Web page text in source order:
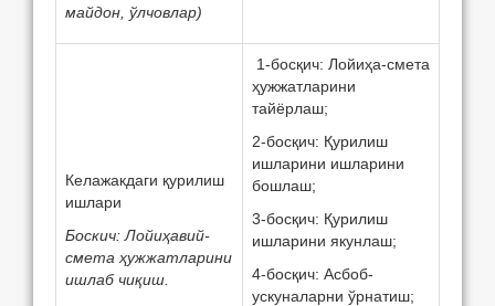
майдон, ўлчовлар)
Кeлажакдаги қурилиш
ишлари
Боскич: Лойиҳавий-
смeта ҳужжатларини
ишлаб чиқиш
1-босқич: Лойиҳа-смета
ҳужжатларини
тайёрлаш;
2-босқич: Қурилиш
ишларини ишларини
бошлаш;
3-босқич: Қурилиш
ишларини якунлаш;
4-босқич: Асбоб-
ускуналарни ўрнатиш;